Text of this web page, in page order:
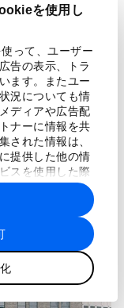
を使用し
って、ユーザー
告の表示、トラ
ます。またユー
況についても情
ディアや広告配
ナーに情報を共
された情報は、
提供した他の情
スを使用した際
わされ、各パー
ことがありま